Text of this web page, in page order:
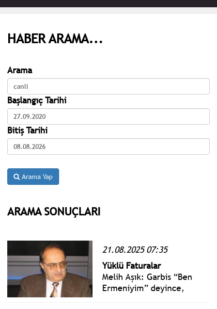
HABER ARAMA...
Arama
Başlangıç Tarihi
Bitiş Tarihi
Arama Yap
ARAMA SONUÇLARI
21.08.2025 07:35
Yüklü Faturalar
Melih Aşık: Garbis “Ben
Ermeniyim” deyince,